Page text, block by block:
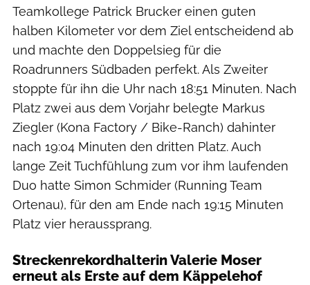
Teamkollege Patrick Brucker einen guten
halben Kilometer vor dem Ziel entscheidend ab
und machte den Doppelsieg für die
Roadrunners Südbaden perfekt. Als Zweiter
stoppte für ihn die Uhr nach 18:51 Minuten. Nach
Platz zwei aus dem Vorjahr belegte Markus
Ziegler (Kona Factory / Bike-Ranch) dahinter
nach 19:04 Minuten den dritten Platz. Auch
lange Zeit Tuchfühlung zum vor ihm laufenden
Duo hatte Simon Schmider (Running Team
Ortenau), für den am Ende nach 19:15 Minuten
Platz vier heraussprang.
Streckenrekordhalterin Valerie Moser
erneut als Erste auf dem Käppelehof